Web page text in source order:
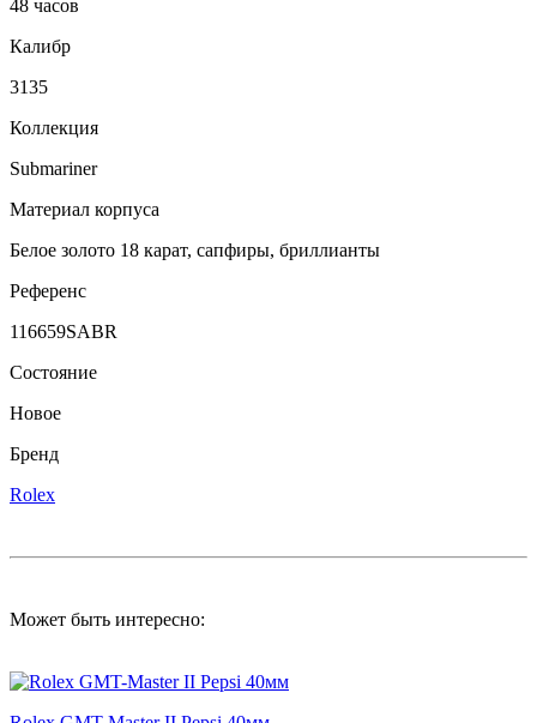
48 часов
Калибр
3135
Коллекция
Submariner
Материал корпуса
Белое золото 18 карат, сапфиры, бриллианты
Референс
116659SABR
Состояние
Новое
Бренд
Rolex
Может быть интересно: